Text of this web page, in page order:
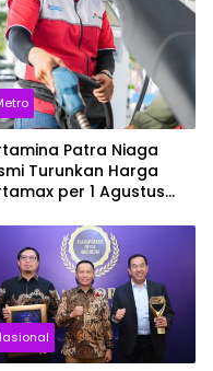
Patra Niaga
Turunkan Harga
per 1 Agustus